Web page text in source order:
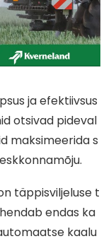
ja efektiivsus
otsivad pideval
maksimeerida s
täppisviljeluse t
endas ka
kaalu